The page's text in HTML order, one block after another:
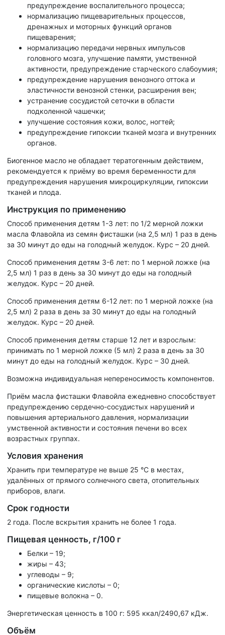
предупреждение воспалительного процесса;
нормализацию пищеварительных процессов,
дренажных и моторных функций органов
пищеварения;
нормализацию передачи нервных импульсов
головного мозга, улучшение памяти, умственной
активности, предупреждение старческого слабоумия;
предупреждение нарушения венозного оттока и
эластичности венозной стенки, расширения вен;
устранение сосудистой сеточки в области
подколенной чашечки;
улучшение состояния кожи, волос, ногтей;
предупреждение гипоксии тканей мозга и внутренних
органов.
Биогенное масло не обладает тератогенным действием,
рекомендуется к приёму во время беременности для
предупреждения нарушения микроциркуляции, гипоксии
тканей и плода.
Инструкция по применению
Способ применения детям 1-3 лет: по 1/2 мерной ложки
масла Флавойла из семян фисташки (на 2,5 мл) 1 раз в день
за 30 минут до еды на голодный желудок. Курс – 20 дней.
Способ применения детям 3-6 лет: по 1 мерной ложке (на
2,5 мл) 1 раз в день за 30 минут до еды на голодный
желудок. Курс – 20 дней.
Способ применения детям 6-12 лет: по 1 мерной ложке (на
2,5 мл) 2 раза в день за 30 минут до еды на голодный
желудок. Курс – 20 дней.
Способ применения детям старше 12 лет и взрослым:
принимать по 1 мерной ложке (5 мл) 2 раза в день за 30
минут до еды на голодный желудок. Курс – 30 дней.
Возможна индивидуальная непереносимость компонентов.
Приём масла фисташки Флавойла ежедневно способствует
предупреждению сердечно-сосудистых нарушений и
повышения артериального давления, нормализации
умственной активности и состояния печени во всех
возрастных группах.
Условия хранения
Хранить при температуре не выше 25 °С в местах,
удалённых от прямого солнечного света, отопительных
приборов, влаги.
Срок годности
2 года. После вскрытия хранить не более 1 года.
Пищевая ценность, г/100 г
Белки – 19;
жиры – 43;
углеводы – 9;
органические кислоты – 0;
пищевые волокна – 0.
Энергетическая ценность в 100 г: 595 ккал/2490,67 кДж.
Объём